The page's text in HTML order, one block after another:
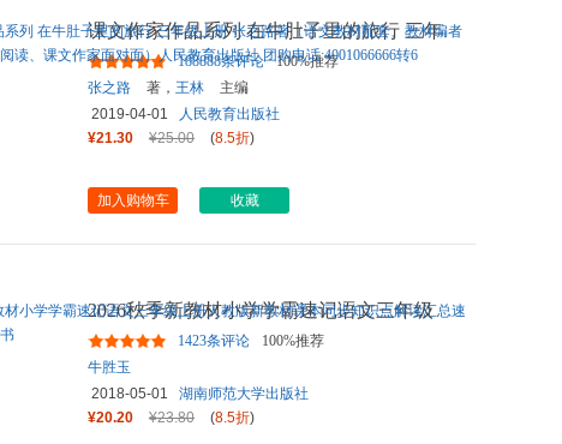
课文作家作品系列 在牛肚子里的旅行 三年
级上册 张之路著（语文教...
188888条评论
100%推荐
张之路
著， 王林
主编
2019-04-01
人民教育出版社
¥21.30
¥25.00 (8.5折)
加入购物车 收藏
2026秋季新教材小学学霸速记语文三年级
上册人教版新教材课本同步...
1423条评论
100%推荐
牛胜玉
2018-05-01
湖南师范大学出版社
¥20.20
¥23.80 (8.5折)